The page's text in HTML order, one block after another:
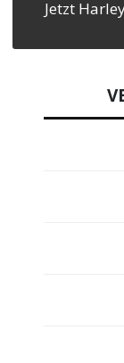
Jetzt